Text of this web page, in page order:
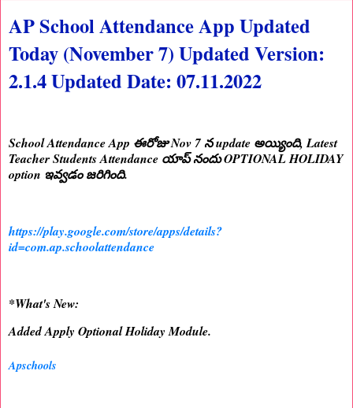
AP School Attendance App Updated
Today (November 7) Updated Version:
2.1.4 Updated Date: 07.11.2022
School Attendance App ఈరోజు Nov 7 న update అయ్యింది, Latest
Teacher Students Attendance యాప్ నందు OPTIONAL HOLIDAY
option ఇవ్వడం జరిగింది.
https://play.google.com/store/apps/details?
id=com.ap.schoolattendance
*What's New:
Added Apply Optional Holiday Module.
Apschools